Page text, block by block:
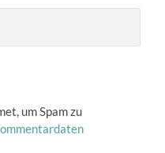
um Spam zu